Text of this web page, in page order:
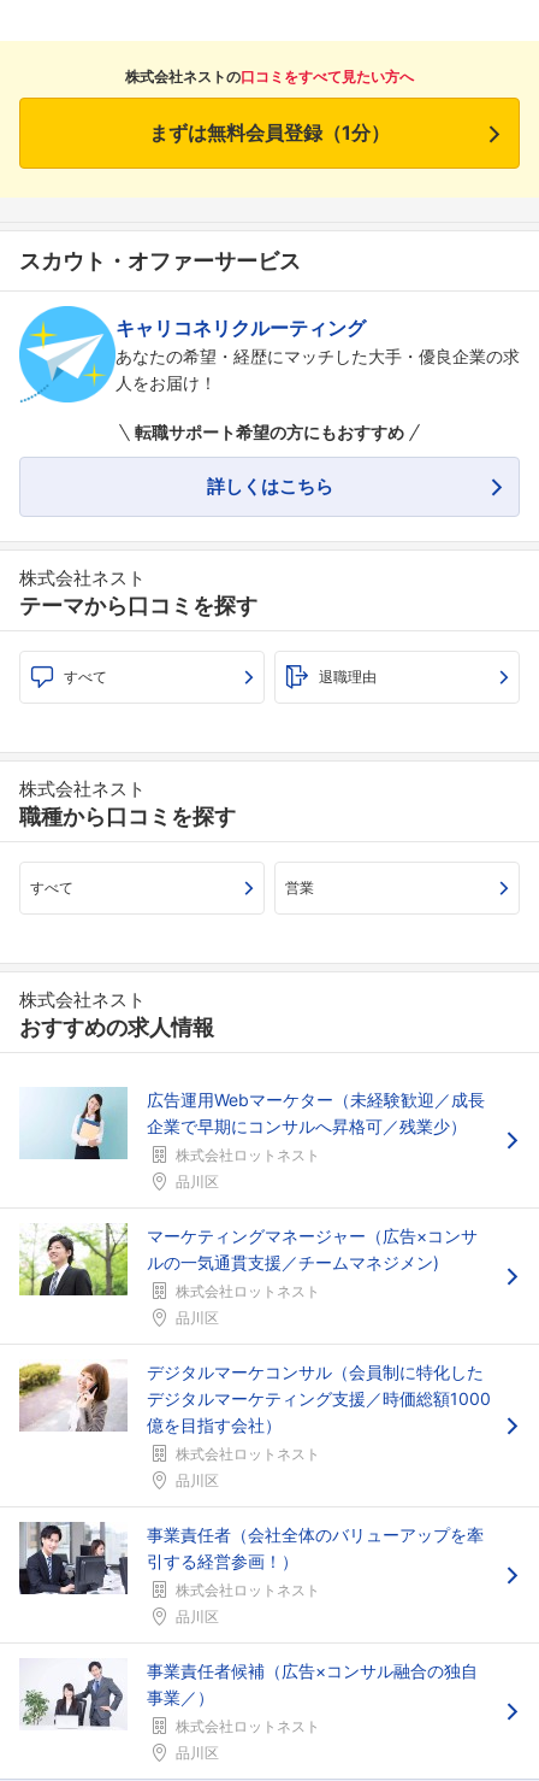
フォローしました
こちらの企業もフォローしませんか？
株式会社ネストの口コミをすべて見たい方へ
まずは無料会員登録（1分）
スカウト・オファーサービス
キャリコネリクルーティング
あなたの希望・経歴にマッチした大手・優良企業の求
人をお届け！
転職サポート希望の方にもおすすめ
詳しくはこちら
株式会社ネスト
テーマから口コミを探す
すべて 退職理由
株式会社ネスト
職種から口コミを探す
すべて 営業
株式会社ネスト
おすすめの求人情報
広告運用Webマーケター（未経験歓迎／成長
企業で早期にコンサルへ昇格可／残業少）
株式会社ロットネスト
品川区
マーケティングマネージャー（広告×コンサ
ルの一気通貫支援／チームマネジメン)
株式会社ロットネスト
品川区
デジタルマーケコンサル（会員制に特化した
デジタルマーケティング支援／時価総額1000
億を目指す会社）
株式会社ロットネスト
品川区
事業責任者（会社全体のバリューアップを牽
引する経営参画！）
株式会社ロットネスト
品川区
事業責任者候補（広告×コンサル融合の独自
事業／）
株式会社ロットネスト
品川区